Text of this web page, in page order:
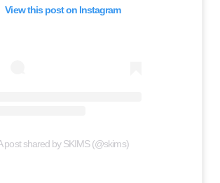
View this post on Instagram
post shared by SKIMS (@skims)